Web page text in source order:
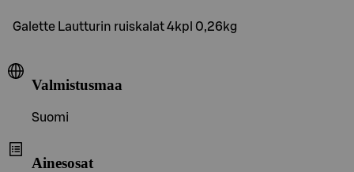
Galette Lautturin ruiskalat 4kpl 0,26kg
Valmistusmaa
Suomi
Ainesosat